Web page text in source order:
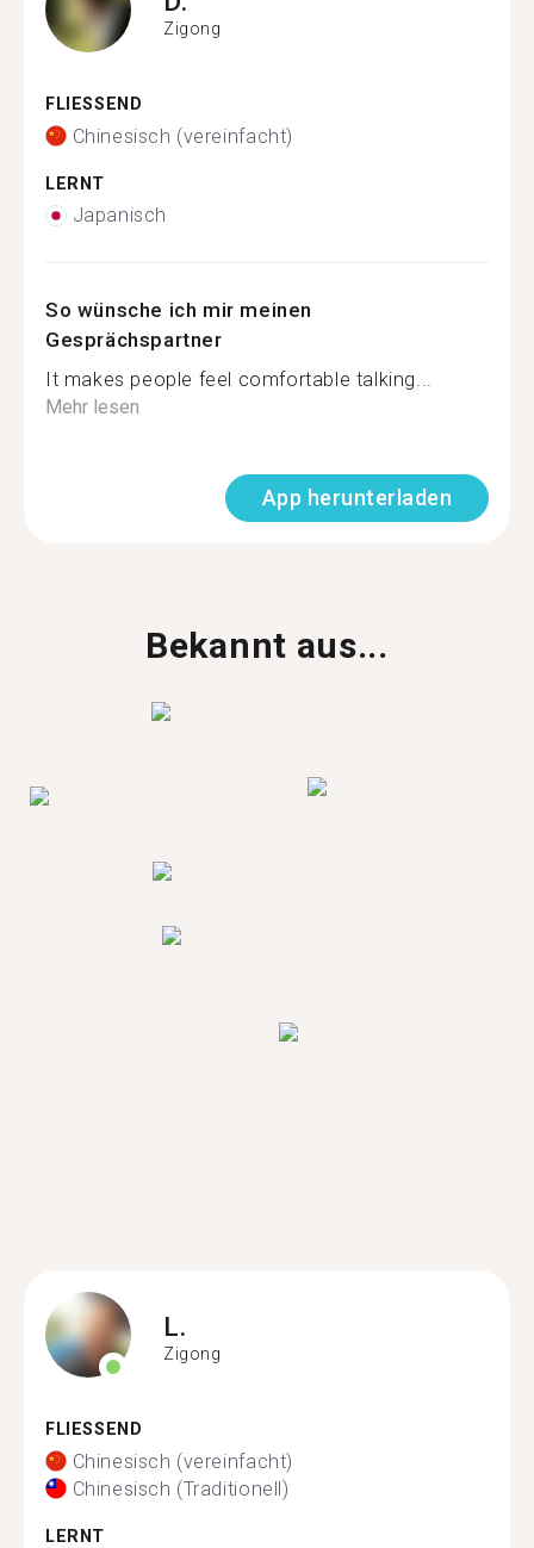
Zigong
FLIESSEND
Chinesisch (vereinfacht)
LERNT
Japanisch
So wünsche ich mir meinen
Gesprächspartner
It makes people feel comfortable talking...
Mehr lesen
App herunterladen
Bekannt aus...
L.
Zigong
FLIESSEND
Chinesisch (vereinfacht)
Chinesisch (Traditionell)
LERNT